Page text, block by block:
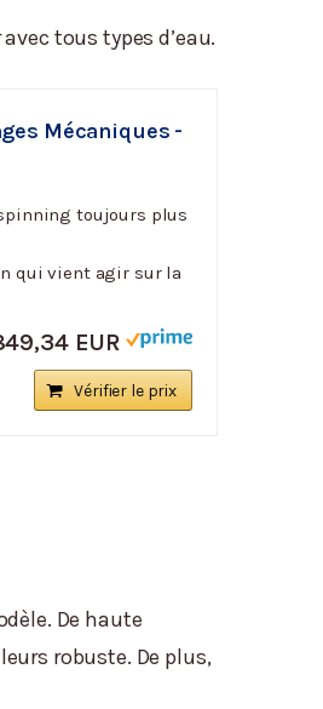
tous types d’eau.
Mécaniques -
toujours plus
qui vient agir sur la
EUR
Vérifier le prix
De haute
robuste. De plus,